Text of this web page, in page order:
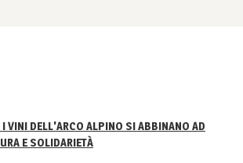
VINI DELL'ARCO ALPINO SI ABBINANO AD
E SOLIDARIETÀ